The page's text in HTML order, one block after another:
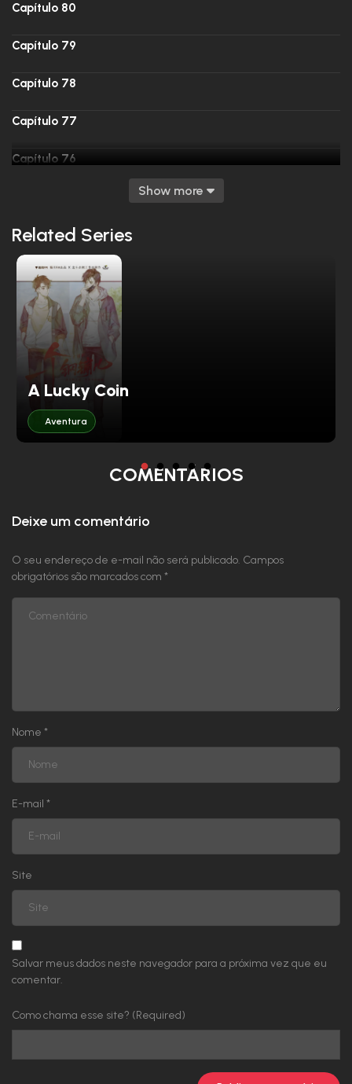
Capítulo 80
Capítulo 79
Capítulo 78
Capítulo 77
Capítulo 76
Capítulo 74
Capítulo 73
Capítulo 72
Capítulo 71
Capítulo 70
Capítulo 69
Capítulo 65
Capítulo 64
Capítulo 61
Capítulo 60
Capítulo 59
Capítulo 58
Capítulo 57
Capítulo 56
Capítulo 55
Capítulo 53
Capítulo 52
Show more
Related Series
A Lucky Coin
Aventura
COMENTÁRIOS
Deixe um comentário
O seu endereço de e-mail não será publicado. Campos
obrigatórios são marcados com *
Nome *
E-mail *
Site
Salvar meus dados neste navegador para a próxima vez que eu
comentar.
Como chama esse site? (Required)